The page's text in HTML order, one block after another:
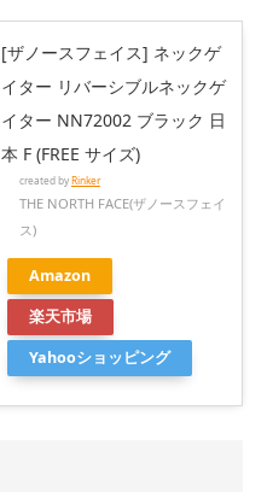
[ザノースフェイス] ネックゲ
イター リバーシブルネックゲ
イター NN72002 ブラック 日
本 F (FREE サイズ)
created byRinker
THE NORTH FACE(ザノースフェイ
ス)
Amazon
楽天市場
Yahooショッピング